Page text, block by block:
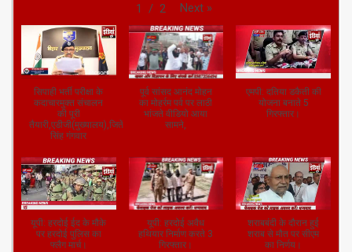
1 / 2 Next »
सिपाही भर्ती परीक्षा के
कदाचारमुक्त संचालन
की पूरी
तैयारी,एडीजी(मुख्यालय),जितेंद्र
सिंह गंगवार
पूर्व सांसद आनंद मोहन
का मोहर्रम पर्व पर लाठी
भांजते वीडियो आया
सामने,
एमपी: दतिया डकैती की
योजना बनाते 5
गिरफ्तार।
यूपी: हरदोई ईद के मौके
पर हरदोई पुलिस का
फ्लैग मार्च।
यूपी: हरदोई अवैध
हथियार निर्माण करते 3
गिरफ्तार।
शराबबंदी के दौरान हुई
शराब से मौत पर सीएम
का निर्णय।